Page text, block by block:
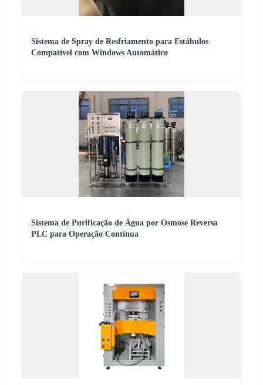
Sistema de Spray de Resfriamento para Estábulos
Compatível com Windows Automático
Sistema de Purificação de Água por Osmose Reversa
PLC para Operação Contínua